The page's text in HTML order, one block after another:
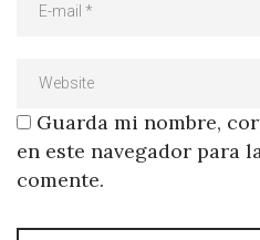
Guarda mi nombre,
en este navegador para
comente.